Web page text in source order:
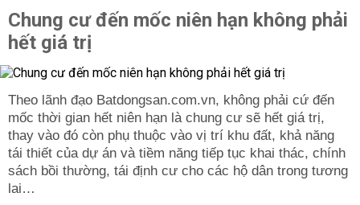
Chung cư đến mốc niên hạn không phải
hết giá trị
Theo lãnh đạo Batdongsan.com.vn, không phải cứ đến
mốc thời gian hết niên hạn là chung cư sẽ hết giá trị,
thay vào đó còn phụ thuộc vào vị trí khu đất, khả năng
tái thiết của dự án và tiềm năng tiếp tục khai thác, chính
sách bồi thường, tái định cư cho các hộ dân trong tương
lai…